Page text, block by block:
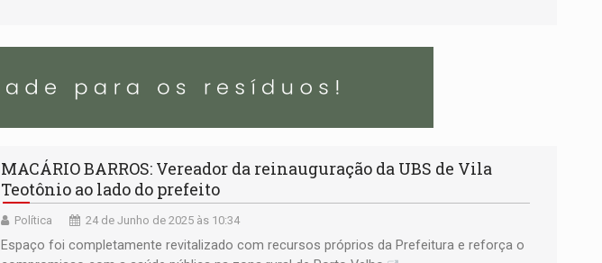
MACÁRIO BARROS: Vereador da reinauguração da UBS de Vila
Teotônio ao lado do prefeito
Política 24 de Junho de 2025 às 10:34
Espaço foi completamente revitalizado com recursos próprios da Prefeitura e reforça o